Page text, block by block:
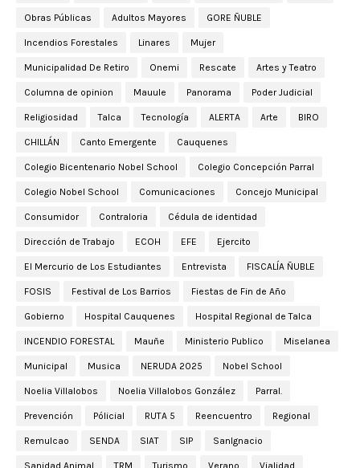
Obras Públicas Adultos Mayores GORE ÑUBLE
Incendios Forestales Linares Mujer
Municipalidad De Retiro Onemi Rescate Artes y Teatro
Columna de opinion Mauule Panorama Poder Judicial
Religiosidad Talca Tecnología ALERTA Arte BIRO
CHILLÁN Canto Emergente Cauquenes
Colegio Bicentenario Nobel School Colegio Concepción Parral
Colegio Nobel School Comunicaciones Concejo Municipal
Consumidor Contraloria Cédula de identidad
Dirección de Trabajo ECOH EFE Ejercito
El Mercurio de Los Estudiantes Entrevista FISCALÍA ÑUBLE
FOSIS Festival de Los Barrios Fiestas de Fin de Año
Gobierno Hospital Cauquenes Hospital Regional de Talca
INCENDIO FORESTAL Mauñe Ministerio Publico Miselanea
Municipal Musica NERUDA 2025 Nobel School
Noelia Villalobos Noelia Villalobos González Parral.
Prevención Pólicial RUTA 5 Reencuentro Regional
Remulcao SENDA SIAT SIP SanIgnacio